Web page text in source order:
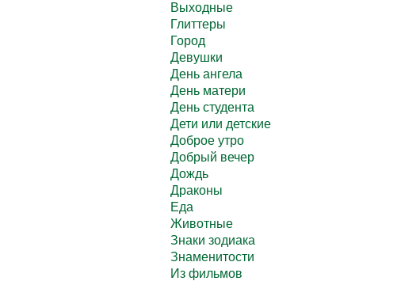
Выходные
Глиттеры
Город
Девушки
День ангела
День матери
День студента
Дети или детские
Доброе утро
Добрый вечер
Дождь
Драконы
Еда
Животные
Знаки зодиака
Знаменитости
Из фильмов